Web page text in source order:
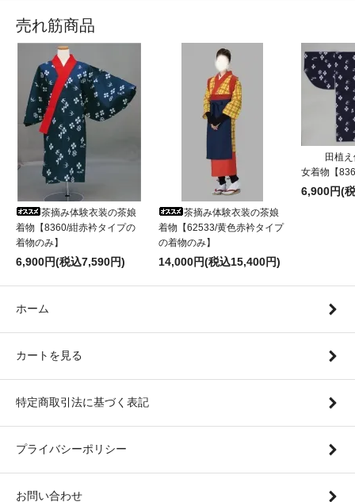
売れ筋商品
茶摘み体験衣装の茶娘
着物【8360/紺赤衿タイプの
着物のみ】
6,900円(税込7,590円)
茶摘み体験衣装の茶娘
着物【62533/黄色赤衿タイプ
の着物のみ】
14,000円(税込15,400円)
田植
女着物【
6,900円(
ホーム
カートを見る
特定商取引法に基づく表記
プライバシーポリシー
お問い合わせ